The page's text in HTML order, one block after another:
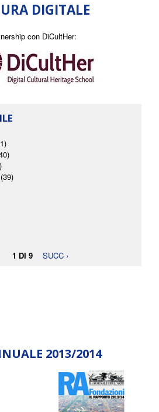
DIGITALE
con DiCultHer:
(39)
1 DI 9
SUCC ›
2013/2014